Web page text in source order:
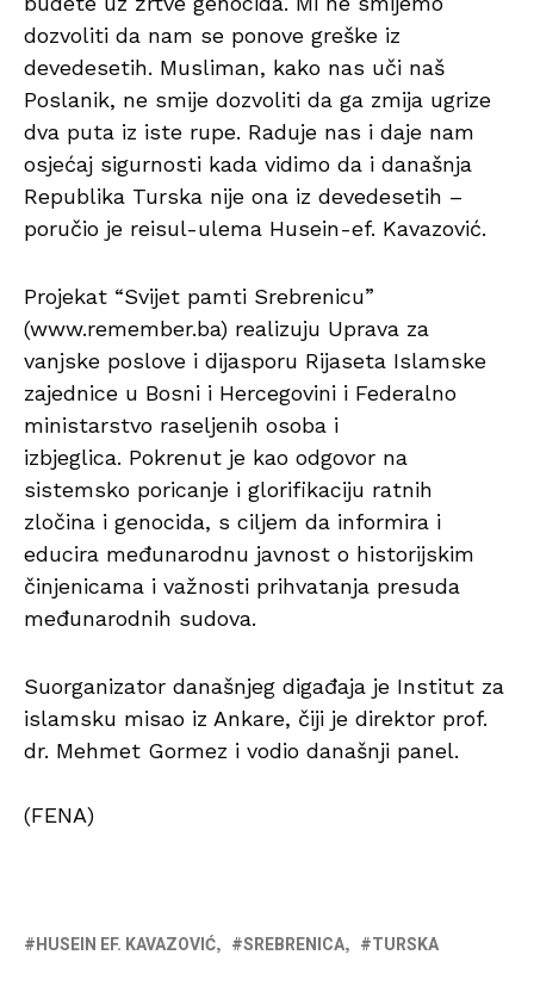
dozvoliti da nam se ponove greške iz
devedesetih. Musliman, kako nas uči naš
Poslanik, ne smije dozvoliti da ga zmija ugrize
dva puta iz iste rupe. Raduje nas i daje nam
osjećaj sigurnosti kada vidimo da i današnja
Republika Turska nije ona iz devedesetih –
poručio je reisul-ulema Husein-ef. Kavazović.
Projekat “Svijet pamti Srebrenicu”
(www.remember.ba) realizuju Uprava za
vanjske poslove i dijasporu Rijaseta Islamske
zajednice u Bosni i Hercegovini i Federalno
ministarstvo raseljenih osoba i
izbjeglica. Pokrenut je kao odgovor na
sistemsko poricanje i glorifikaciju ratnih
zločina i genocida, s ciljem da informira i
educira međunarodnu javnost o historijskim
činjenicama i važnosti prihvatanja presuda
međunarodnih sudova.
Suorganizator današnjeg digađaja je Institut za
islamsku misao iz Ankare, čiji je direktor prof.
dr. Mehmet Gormez i vodio današnji panel.
(FENA)
HUSEIN EF. KAVAZOVIĆ SREBRENICA TURSKA